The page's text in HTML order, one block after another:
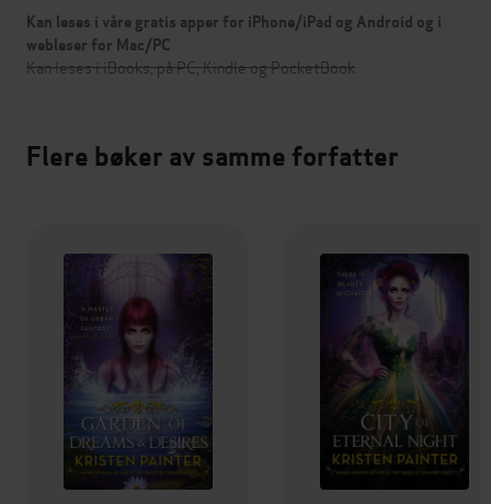
Kan leses i våre gratis apper for iPhone/iPad og Android og i
webleser for Mac/PC
Kan leses i iBooks, på PC, Kindle og PocketBook
Flere bøker av samme forfatter